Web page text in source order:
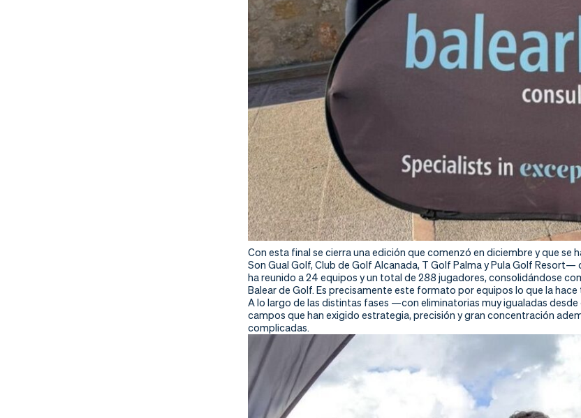
Con esta final se cierra una edición que comenzó en diciembre y que
Son Gual Golf, Club de Golf Alcanada, T Golf Palma y Pula Golf
ha reunido a 24 equipos y un total de 288 jugadores, consolidándose
Balear de Golf. Es precisamente este formato por equipos lo que la
A lo largo de las distintas fases —con eliminatorias muy igualadas
campos que han exigido estrategia, precisión y gran concentración
complicadas.